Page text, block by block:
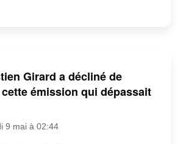
Girard a décliné de
émission qui dépassait
9 mai à 02:44